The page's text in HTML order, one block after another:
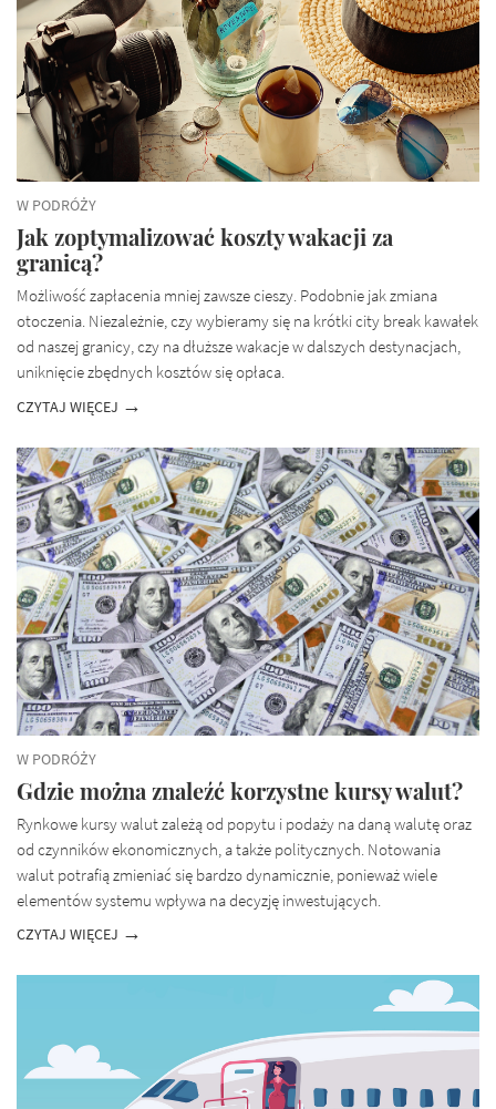
W PODRÓŻY
Jak zoptymalizować koszty wakacji za
granicą?
Możliwość zapłacenia mniej zawsze cieszy. Podobnie jak zmiana
otoczenia. Niezależnie, czy wybieramy się na krótki city break kawałek
od naszej granicy, czy na dłuższe wakacje w dalszych destynacjach,
uniknięcie zbędnych kosztów się opłaca.
CZYTAJ WIĘCEJ
W PODRÓŻY
Gdzie można znaleźć korzystne kursy walut?
Rynkowe kursy walut zależą od popytu i podaży na daną walutę oraz
od czynników ekonomicznych, a także politycznych. Notowania
walut potrafią zmieniać się bardzo dynamicznie, ponieważ wiele
elementów systemu wpływa na decyzję inwestujących.
CZYTAJ WIĘCEJ